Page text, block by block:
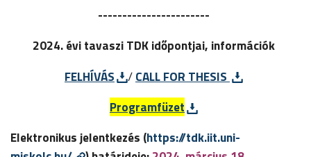
-----------------------
2024. évi tavaszi TDK időpontjai, információk
FELHÍVÁS
/CALL FOR THESIS
Programfüzet
Elektronikus jelentkezés (https://tdk.iit.uni-